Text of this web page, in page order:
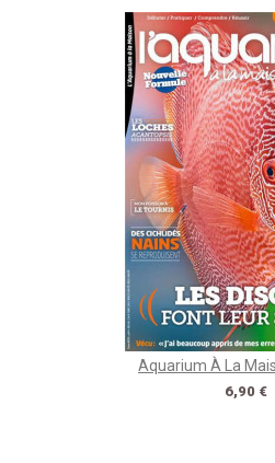
Aquarium À La
Prix
6,90 €